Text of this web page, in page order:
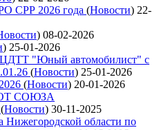
СРР 2026 года (Новости) 22-
) 08-02-2026
) 25-01-2026
ЦДТТ "Юный автомобилист" с
(Новости) 25-01-2026
(Новости) 20-01-2026
СОЮЗА
(Новости) 30-11-2025
Нижегородской области по